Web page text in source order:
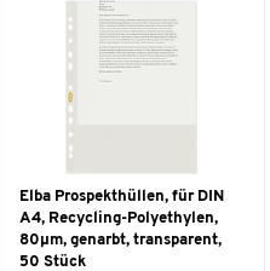
Elba Prospekthüllen, für DIN
A4, Recycling-Polyethylen,
80µm, genarbt, transparent,
50 Stück